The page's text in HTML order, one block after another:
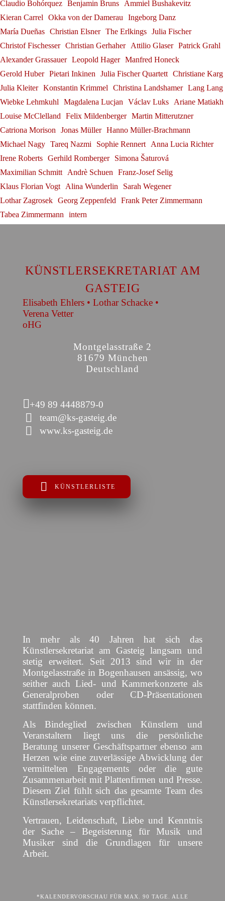
Konstantin Krimmel
Bande
Gerold Huber
Alexander Grassauer
Bayreuther Festspielen
Georg Zeppenfeld
Claudio Bohórquez Benjamin Bruns
Ammiel Bushakevitz
Kieran Carrel
Okka von der Damerau
Ingeborg Danz
María Dueñas Christian Elsner The Erlkings Julia Fischer
Christof Fischesser Christian Gerhaher Attilio Glaser Patrick Grahl
Alexander Grassauer Leopold Hager Manfred Honeck
Gerold Huber Pietari Inkinen Julia Fischer Quartett Christiane Karg
Julia Kleiter Konstantin Krimmel Christina Landshamer Lang Lang
Wiebke Lehmkuhl
Magdalena Lucjan Václav Luks
Ariane Matiakh
Louise McClelland
Felix Mildenberger Martin Mitterutzner
Catriona Morison
Jonas Müller Hanno Müller-Brachmann
Michael Nagy Tareq Nazmi Sophie Rennert
Anna Lucia Richter
Irene Roberts Gerhild Romberger
Simona Šaturová
Maximilian Schmitt
Andrè Schuen
Franz-Josef Selig
Klaus Florian Vogt
Alina Wunderlin
Sarah Wegener
Lothar Zagrosek Georg Zeppenfeld
Frank Peter Zimmermann
Tabea Zimmermann
intern
KÜNSTLERSEKRETARIAT AM
GASTEIG
Elisabeth Ehlers • Lothar Schacke •
Verena Vetter
oHG
Montgelasstraße 2
81679 München
Deutschland
+49 89 4448879-0
team@ks-gasteig.de
www.ks-gasteig.de
KÜNSTLERLISTE
In mehr als 40 Jahren hat sich das
Künstlersekretariat am Gasteig langsam und
stetig erweitert. Seit 2013 sind wir in der
Montgelasstraße in Bogenhausen ansässig, wo
seither auch Lied- und Kammerkonzerte als
Generalproben oder CD-Präsentationen
stattfinden können.
Als Bindeglied zwischen Künstlern und
Veranstaltern liegt uns die persönliche
Beratung unserer Geschäftspartner ebenso am
Herzen wie eine zuverlässige Abwicklung der
vermittelten Engagements oder die gute
Zusammenarbeit mit Plattenfirmen und Presse.
Diesem Ziel fühlt sich das gesamte Team des
Künstlersekretariats verpflichtet.
Vertrauen, Leidenschaft, Liebe und Kenntnis
der Sache – Begeisterung für Musik und
Musiker sind die Grundlagen für unsere
Arbeit.
*KALENDERVORSCHAU FÜR MAX. 90 TAGE. ALLE